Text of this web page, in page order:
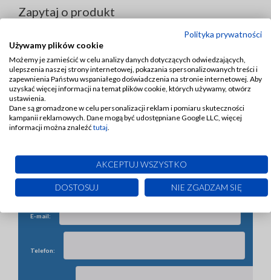
Zapytaj o produkt
Produkt:
Nazwa
firmy:
Imię i
E-mail:
Telefon:
Polityka prywatności
Używamy plików cookie
Możemy je zamieścić w celu analizy danych dotyczących odwiedzających,
ulepszenia naszej strony internetowej, pokazania spersonalizowanych treści i
zapewnienia Państwu wspaniałego doświadczenia na stronie internetowej. Aby
uzyskać więcej informacji na temat plików cookie, których używamy, otwórz
ustawienia.
Dane są gromadzone w celu personalizacji reklam i pomiaru skuteczności
kampanii reklamowych. Dane mogą być udostępniane Google LLC, więcej
informacji można znaleźć tutaj
AKCEPTUJ WSZYSTKO
DOSTOSUJ NIE ZGADZAM SIĘ